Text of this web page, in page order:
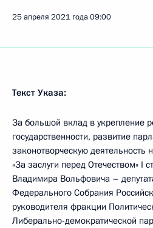
25 апреля 2021 года09:00
Текст Указа:
За большой вклад в укрепление
государственности, развитие
законотворческую деятельность
«За заслуги перед Отечеством» I
Владимира Вольфовича –
Федерального Собрания
руководителя фракции
Либерально-демократической